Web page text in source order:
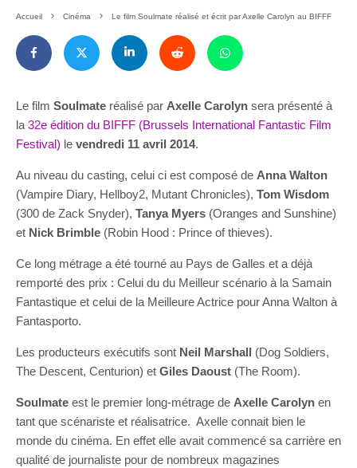
Accueil Cinéma Le film Soulmate réalisé et écrit par Axelle Carolyn au BIFFF
Le film Soulmate réalisé par Axelle Carolyn sera présenté à
la 32e édition du BIFFF (Brussels International Fantastic Film
Festival) le vendredi 11 avril 2014.
Au niveau du casting, celui ci est composé de Anna Walton
(Vampire Diary, Hellboy2, Mutant Chronicles), Tom Wisdom
(300 de Zack Snyder), Tanya Myers (Oranges and Sunshine)
et Nick Brimble (Robin Hood : Prince of thieves).
Ce long métrage a été tourné au Pays de Galles et a déjà
remporté des prix : Celui du du Meilleur scénario à la Samain
Fantastique et celui de la Meilleure Actrice pour Anna Walton à
Fantasporto.
Les producteurs exécutifs sont Neil Marshall (Dog Soldiers,
The Descent, Centurion) et Giles Daoust (The Room).
Soulmate est le premier long-métrage de Axelle Carolyn en
tant que scénariste et réalisatrice. Axelle connait bien le
monde du cinéma. En effet elle avait commencé sa carrière en
qualité de journaliste pour de nombreux magazines